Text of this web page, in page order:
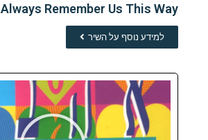
Always Remember Us This Way
למידע נוסף על השיר